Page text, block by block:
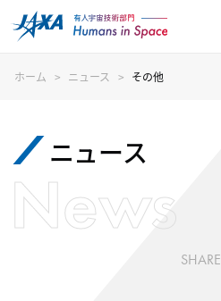
ホーム ニュース その他
ニュース
News
SHARE